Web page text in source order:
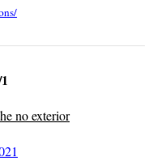
no exterior